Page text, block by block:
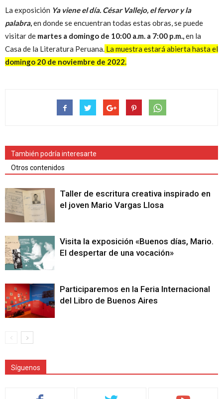
La exposición Ya viene el día. César Vallejo, el fervor y la
palabra,en donde se encuentran todas estas obras, se puede
visitar de martes a domingo de 10:00 a.m. a 7:00 p.m.,en la
Casa de la Literatura Peruana. La muestra estará abierta hasta el
domingo 20 de noviembre de 2022.
También podría interesarte
Otros contenidos
Taller de escritura creativa inspirado en
el joven Mario Vargas Llosa
Visita la exposición «Buenos días, Mario.
El despertar de una vocación»
Participaremos en la Feria Internacional
del Libro de Buenos Aires
Síguenos